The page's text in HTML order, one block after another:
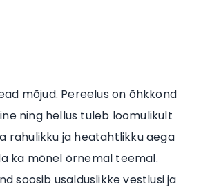
mõjud. Pereelus on õhkkond
ning hellus tuleb loomulikult
rahulikku ja heatahtlikku aega
ka mõnel õrnemal teemal.
soosib usalduslikke vestlusi ja